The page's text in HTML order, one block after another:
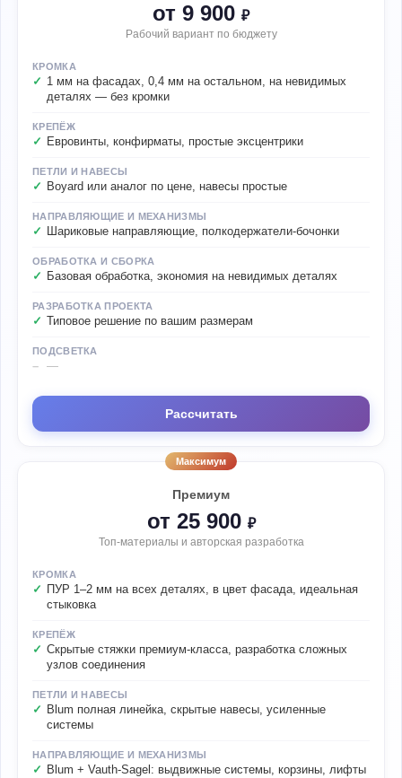
от 9 900 ₽
Рабочий вариант по бюджету
КРОМКА
1 мм на фасадах, 0,4 мм на остальном, на невидимых
деталях — без кромки
КРЕПЁЖ
Евровинты, конфирматы, простые эксцентрики
ПЕТЛИ И НАВЕСЫ
Boyard или аналог по цене, навесы простые
НАПРАВЛЯЮЩИЕ И МЕХАНИЗМЫ
Шариковые направляющие, полкодержатели-бочонки
ОБРАБОТКА И СБОРКА
Базовая обработка, экономия на невидимых деталях
РАЗРАБОТКА ПРОЕКТА
Типовое решение по вашим размерам
ПОДСВЕТКА
—
Рассчитать
Максимум
Премиум
от 25 900 ₽
Топ-материалы и авторская разработка
КРОМКА
ПУР 1–2 мм на всех деталях, в цвет фасада, идеальная
стыковка
КРЕПЁЖ
Скрытые стяжки премиум-класса, разработка сложных
узлов соединения
ПЕТЛИ И НАВЕСЫ
Blum полная линейка, скрытые навесы, усиленные
системы
НАПРАВЛЯЮЩИЕ И МЕХАНИЗМЫ
Blum + Vauth-Sagel: выдвижные системы, корзины, лифты